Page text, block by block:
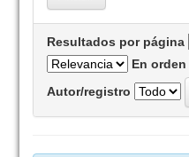
Resultados por página
En orden
Autor/registro